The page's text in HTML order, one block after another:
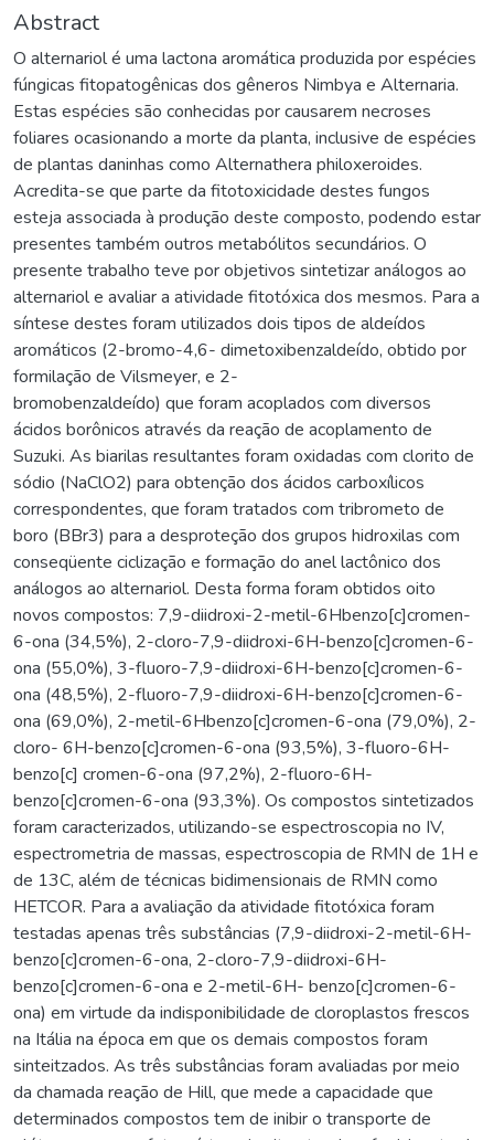
Abstract
O alternariol é uma lactona aromática produzida por espécies
fúngicas fitopatogênicas dos gêneros Nimbya e Alternaria.
Estas espécies são conhecidas por causarem necroses
foliares ocasionando a morte da planta, inclusive de espécies
de plantas daninhas como Alternathera philoxeroides.
Acredita-se que parte da fitotoxicidade destes fungos
esteja associada à produção deste composto, podendo estar
presentes também outros metabólitos secundários. O
presente trabalho teve por objetivos sintetizar análogos ao
alternariol e avaliar a atividade fitotóxica dos mesmos. Para a
síntese destes foram utilizados dois tipos de aldeídos
aromáticos (2-bromo-4,6- dimetoxibenzaldeído, obtido por
formilação de Vilsmeyer, e 2-
bromobenzaldeído) que foram acoplados com diversos
ácidos borônicos através da reação de acoplamento de
Suzuki. As biarilas resultantes foram oxidadas com clorito de
sódio (NaClO2) para obtenção dos ácidos carboxílicos
correspondentes, que foram tratados com tribrometo de
boro (BBr3) para a desproteção dos grupos hidroxilas com
conseqüente ciclização e formação do anel lactônico dos
análogos ao alternariol. Desta forma foram obtidos oito
novos compostos: 7,9-diidroxi-2-metil-6Hbenzo[c]cromen-
6-ona (34,5%), 2-cloro-7,9-diidroxi-6H-benzo[c]cromen-6-
ona (55,0%), 3-fluoro-7,9-diidroxi-6H-benzo[c]cromen-6-
ona (48,5%), 2-fluoro-7,9-diidroxi-6H-benzo[c]cromen-6-
ona (69,0%), 2-metil-6Hbenzo[c]cromen-6-ona (79,0%), 2-
cloro- 6H-benzo[c]cromen-6-ona (93,5%), 3-fluoro-6H-
benzo[c] cromen-6-ona (97,2%), 2-fluoro-6H-
benzo[c]cromen-6-ona (93,3%). Os compostos sintetizados
foram caracterizados, utilizando-se espectroscopia no IV,
espectrometria de massas, espectroscopia de RMN de 1H e
de 13C, além de técnicas bidimensionais de RMN como
HETCOR. Para a avaliação da atividade fitotóxica foram
testadas apenas três substâncias (7,9-diidroxi-2-metil-6H-
benzo[c]cromen-6-ona, 2-cloro-7,9-diidroxi-6H-
benzo[c]cromen-6-ona e 2-metil-6H- benzo[c]cromen-6-
ona) em virtude da indisponibilidade de cloroplastos frescos
na Itália na época em que os demais compostos foram
sinteitzados. As três substâncias foram avaliadas por meio
da chamada reação de Hill, que mede a capacidade que
determinados compostos tem de inibir o transporte de